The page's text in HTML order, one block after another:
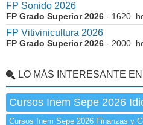
FP Sonido 2026
FP Grado Superior 2026 - 1620
FP Vitivinicultura 2026
FP Grado Superior 2026 - 2000
LO MÁS INTERESANTE
Cursos Inem Sepe 2026
Cursos Inem Sepe 2026 Finanzas y